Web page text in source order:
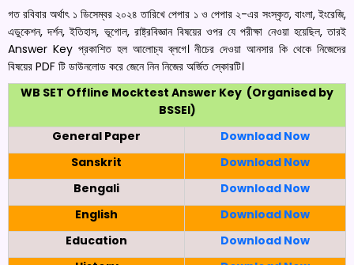
গত রবিবার অর্থাৎ ১ ডিসেম্বর ২০২৪ তারিখে পেপার ১ ও পেপার ২-এর সংস্কৃত, বাংলা, ইংরেজি,
এডুকেশন, দর্শন, ইতিহাস, ভূগোল, রাষ্ট্রবিজ্ঞান বিষয়ের ওপর যে পরীক্ষা নেওয়া হয়েছিল, তারই
Answer Key প্রকাশিত হল আলোচ্য ব্লগে। নীচের দেওয়া আনসার কি থেকে নিজেদের
বিষয়ের PDF টি ডাউনলোড করে জেনে নিন নিজের অর্জিত স্কোরটি।
WB SET Offline Mocktest Answer Key (Organised by
BSSEI)
General Paper
Download Now
Sanskrit
Download Now
Bengali
Download Now
English
Download Now
Education
Download Now